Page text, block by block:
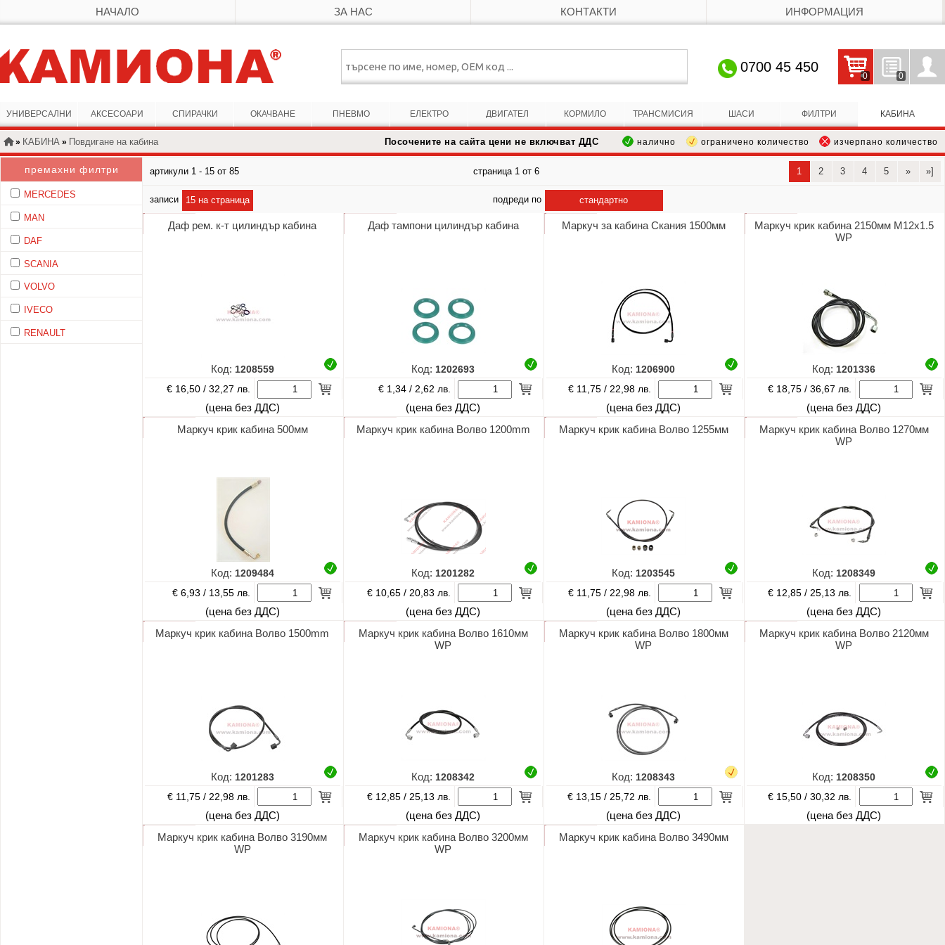
НАЧАЛО ЗА НАС КОНТАКТИ ИНФОРМАЦИЯ
0
0
Кошницата е празна
0700 45 450
УНИВЕРСАЛНИ АКСЕСОАРИ СПИРАЧКИ ОКАЧВАНЕ ПНЕВМО ЕЛЕКТРО ДВИГАТЕЛ КОРМИЛО ТРАНСМИСИЯ ШАСИ ФИЛТРИ КАБИНА
» КАБИНА » Повдигане на кабина изчерпано количество
ограничено количество
налично
Посочените на сайта цени не включват ДДС
премахни филтри
MERCEDES
MAN
DAF
SCANIA
VOLVO
IVECO
RENAULT
артикули 1 - 15 от 85 страница 1 от 6 1 2 3 4 5 » »]
записи 15 на страница подреди по стандартно
Даф рем. к-т цилиндър кабина
Код: 1208559
€ 16,50 / 32,27 лв.
(цена без ДДС)
Даф тампони цилиндър кабина
Код:1202693
€ 1,34 / 2,62 лв.
(цена без ДДС)
Маркуч за кабина Скания 1500мм
Код:1206900
€ 11,75 / 22,98 лв.
(цена без ДДС)
Маркуч крик кабина 2150мм М12х1.5
WP
Код:1201336
€ 18,75 /36,67 лв.
(цена без ДДС)
Маркуч крик кабина 500мм
Код: 1209484
€ 6,93 / 13,55 лв.
(цена без ДДС)
Маркуч крик кабина Волво 1200mm
Код: 1201282
€ 10,65 / 20,83 лв.
(цена без ДДС)
Маркуч крик кабина Волво 1255мм
Код: 1203545
€ 11,75 / 22,98 лв.
(цена без ДДС)
Маркуч крик кабина Волво 1270мм
WP
Код: 1208349
€ 12,85 / 25,13 лв.
(цена без ДДС)
Маркуч крик кабина Волво 1500mm
Код: 1201283
€ 11,75 / 22,98 лв.
(цена без ДДС)
Маркуч крик кабина Волво 1610мм
WP
Код: 1208342
€ 12,85 / 25,13 лв.
(цена без ДДС)
Маркуч крик кабина Волво 1800мм
WP
Код: 1208343
€ 13,15 / 25,72 лв.
(цена без ДДС)
Маркуч крик кабина Волво 2120мм
WP
Код: 1208350
€ 15,50 /30,32 лв.
(цена без ДДС)
Маркуч крик кабина Волво 3190мм
WP
Маркуч крик кабина Волво 3200мм
WP
Маркуч крик кабина Волво 3490мм